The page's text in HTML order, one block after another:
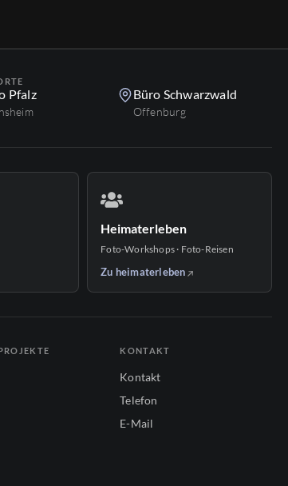
Pfalz Büro Schwarzwald
Offenburg
Heimaterleben
Foto-Workshops · Foto-Reisen
Zu heimaterleben
KONTAKT
Kontakt
Telefon
E-Mail